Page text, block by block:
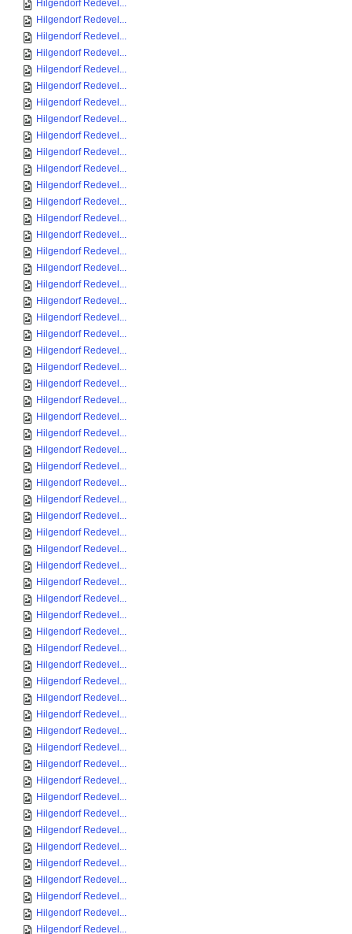
Hilgendorf Redevel...
Hilgendorf Redevel...
Hilgendorf Redevel...
Hilgendorf Redevel...
Hilgendorf Redevel...
Hilgendorf Redevel...
Hilgendorf Redevel...
Hilgendorf Redevel...
Hilgendorf Redevel...
Hilgendorf Redevel...
Hilgendorf Redevel...
Hilgendorf Redevel...
Hilgendorf Redevel...
Hilgendorf Redevel...
Hilgendorf Redevel...
Hilgendorf Redevel...
Hilgendorf Redevel...
Hilgendorf Redevel...
Hilgendorf Redevel...
Hilgendorf Redevel...
Hilgendorf Redevel...
Hilgendorf Redevel...
Hilgendorf Redevel...
Hilgendorf Redevel...
Hilgendorf Redevel...
Hilgendorf Redevel...
Hilgendorf Redevel...
Hilgendorf Redevel...
Hilgendorf Redevel...
Hilgendorf Redevel...
Hilgendorf Redevel...
Hilgendorf Redevel...
Hilgendorf Redevel...
Hilgendorf Redevel...
Hilgendorf Redevel...
Hilgendorf Redevel...
Hilgendorf Redevel...
Hilgendorf Redevel...
Hilgendorf Redevel...
Hilgendorf Redevel...
Hilgendorf Redevel...
Hilgendorf Redevel...
Hilgendorf Redevel...
Hilgendorf Redevel...
Hilgendorf Redevel...
Hilgendorf Redevel...
Hilgendorf Redevel...
Hilgendorf Redevel...
Hilgendorf Redevel...
Hilgendorf Redevel...
Hilgendorf Redevel...
Hilgendorf Redevel...
Hilgendorf Redevel...
Hilgendorf Redevel...
Hilgendorf Redevel...
Hilgendorf Redevel...
Hilgendorf Redevel...